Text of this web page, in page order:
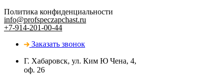
Политика конфиденциальности
info@profspeczapchast.ru
+7-914-201-00-44
Заказать звонок
Г. Хабаровск, ул. Ким Ю Чена, 4,
оф. 26